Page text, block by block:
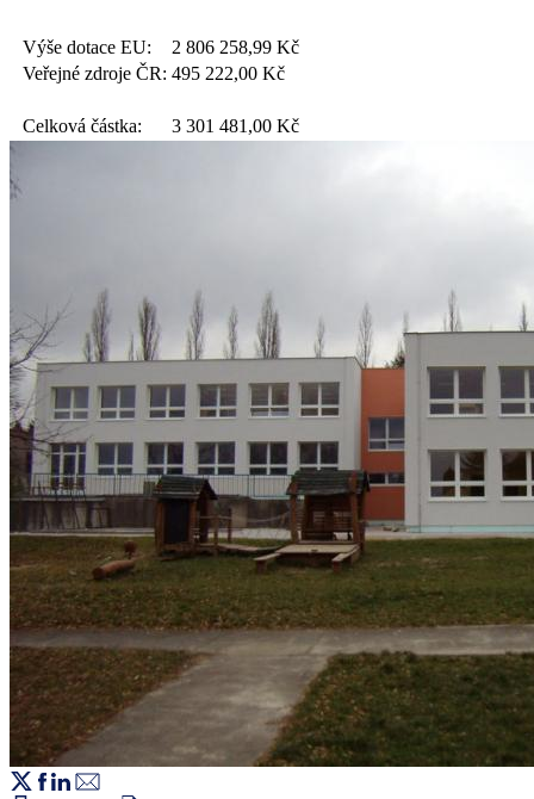
Výše dotace EU: 2 806 258,99 Kč
Veřejné zdroje ČR: 495 222,00 Kč
Celková částka: 3 301 481,00 Kč